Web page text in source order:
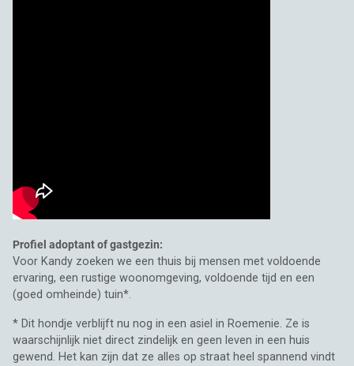
Profiel adoptant of gastgezin:
Voor Kandy zoeken we een thuis bij mensen met voldoende
ervaring, een rustige woonomgeving, voldoende tijd en een
(goed omheinde) tuin*.
* Dit hondje verblijft nu nog in een asiel in Roemenie. Ze is
waarschijnlijk niet direct zindelijk en geen leven in een huis
gewend. Het kan zijn dat ze alles op straat heel spannend vindt